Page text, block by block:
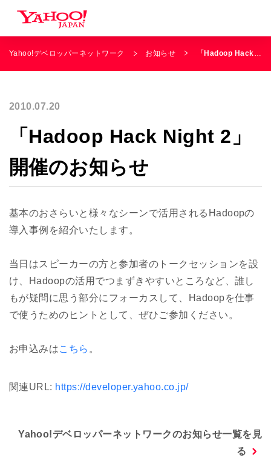
Yahoo!デベロッパーネットワーク お知らせ 「Hadoop Hack Night 2」開催のお知らせ
2010.07.20
「Hadoop Hack Night 2」
開催のお知らせ
基本のおさらいと様々なシーンで活用されるHadoopの
導入事例を紹介いたします。
当日はスピーカーの方と参加者のトークセッションを設
け、Hadoopの活用でつまずきやすいところなど、誰し
もが疑問に思う部分にフォーカスして、Hadoopを仕事
で使うためのヒントとして、ぜひご参加ください。
お申込みはこちら 。
関連URL: https://developer.yahoo.co.jp/
Yahoo!デベロッパーネットワークのお知らせ一覧を見
る